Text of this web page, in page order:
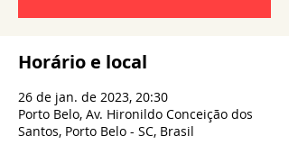
Horário e local
26 de jan. de 2023, 20:30
Porto Belo, Av. Hironildo Conceição dos
Santos, Porto Belo - SC, Brasil